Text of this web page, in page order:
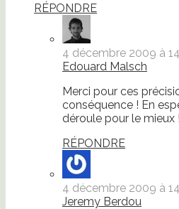
RÉPONDRE
4 décembre 2009 à
Edouard Malsch
Merci pour ces
conséquence ! En
déroule pour le mieux !
RÉPONDRE
4 décembre 2009 à
Jeremy Berdou